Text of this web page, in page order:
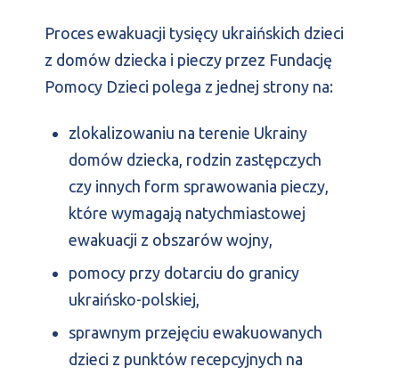
Proces ewakuacji tysięcy ukraińskich dzieci
z domów dziecka i pieczy przez Fundację
Pomocy Dzieci polega z jednej strony na:
zlokalizowaniu na terenie Ukrainy
domów dziecka, rodzin zastępczych
czy innych form sprawowania pieczy,
które wymagają natychmiastowej
ewakuacji z obszarów wojny,
pomocy przy dotarciu do granicy
ukraińsko-polskiej,
sprawnym przejęciu ewakuowanych
dzieci z punktów recepcyjnych na